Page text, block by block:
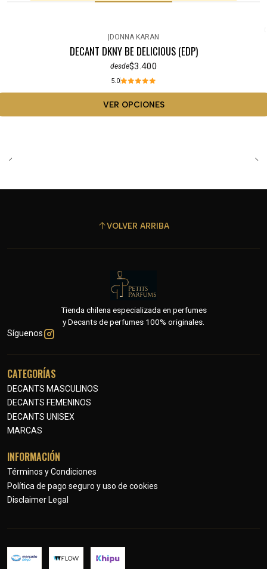
DONNA KARAN
DECANT DKNY BE DELICIOUS (EDP)
desde$3.400
5.0
VER OPCIONES
VOLVER ARRIBA
Tienda chilena especializada en perfumes
y Decants de perfumes 100% originales.
Síguenos
CATEGORÍAS
DECANTS MASCULINOS
DECANTS FEMENINOS
DECANTS UNISEX
MARCAS
INFORMACIÓN
Términos y Condiciones
Política de pago seguro y uso de cookies
Disclaimer Legal